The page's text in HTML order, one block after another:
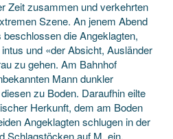
Zeit zusammen und verkehrten
Szene. An jenem Abend
die Angeklagten,
und «der Absicht, Ausländer
zu gehen. Am Bahnhof
Mann dunkler
zu Boden. Daraufhin eilte
Herkunft, dem am Boden
Angeklagten schlugen in der
Schlagstöcken auf M. ein.